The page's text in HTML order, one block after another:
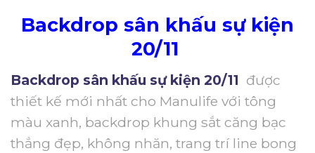
Backdrop sân khấu sự kiện
20/11
Backdrop sân khấu sự kiện 20/11 được
thiết kế mới nhất cho Manulife với tông
màu xanh, backdrop khung sắt căng bạc
thẳng đẹp, không nhăn, trang trí line bong